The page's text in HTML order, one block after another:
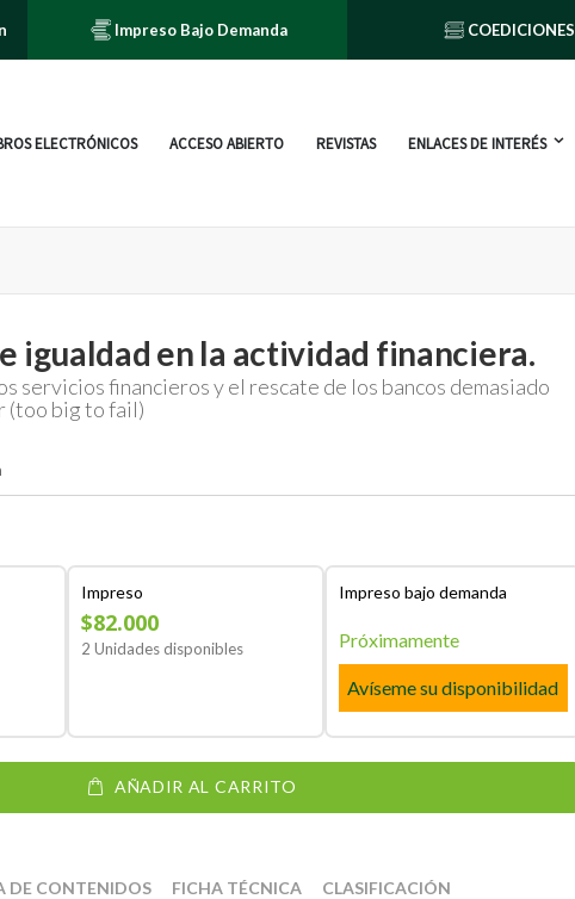
Impreso Bajo Demanda COEDICIONES
ELECTRÓNICOS ACCESO ABIERTO REVISTAS ENLACES DE INTERÉS
igualdad en la actividad financiera.
servicios financieros y el rescate de los bancos demasiado
big to fail)
Impreso
$82.000
2 Unidades disponibles
Impreso bajo demanda
Próximamente
Avíseme su disponibilidad
AÑADIR AL CARRITO
DE CONTENIDOS FICHA TÉCNICA CLASIFICACIÓN